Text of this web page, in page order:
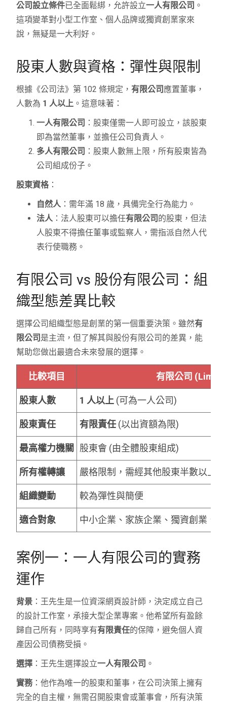
公司設立條件已全面鬆綁，允許設立一人有限公司 。
這項變革對小型工作室、個人品牌或獨資創業家來
說，無疑是一大利好。
股東人數與資格：彈性與限制
根據《公司法》第 102 條規定，有限公司 應置董事，
人數為 1 人以上 。這意味著：
一人有限公司 ：股東僅需一人即可設立，該股東
即為當然董事，並擔任公司負責人。
多人有限公司 ：股東人數無上限，所有股東皆為
公司組成份子。
股東資格：
自然人 ：需年滿 18 歲，具備完全行為能力。
法人 ：法人股東可以擔任有限公司 的股東，但法
人股東不得擔任董事或監察人，需指派自然人代
表行使職務。
有限公司 vs 股份有限公司：組
織型態差異比較
選擇公司組織型態是創業的第一個重要決策。雖然有
限公司 是主流，但了解其與股份有限公司的差異，能
幫助您做出最適合未來發展的選擇。
比較項目 有限公司
股東人數 1 人以上 (可為一人公司)
股東責任 有限責任 (以出資額為限)
最高權力機關 股東會 (由全體股東組成)
所有權轉讓 嚴格限制，需經其他股東半數以上
組織變動 較為彈性與簡便
適合對象 中小企業、家族企業、獨資創業、
案例一：一人有限公司的實務
運作
背景 ：王先生是一位資深網頁設計師，決定成立自己
的設計工作室，承接大型企業專案。他希望所有盈餘
歸自己所有，同時享有有限責任的保障，避免個人資
產因公司債務受損。
選擇 ：王先生選擇設立一人有限公司 。
實務 ：他作為唯一的股東和董事，在公司決策上擁有
完全的自主權，無需召開股東會或董事會，所有決策